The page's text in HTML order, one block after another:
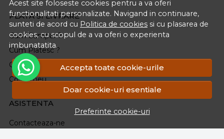
Acest site foloseste cookies pentru a va oferi
functionalitati personalizate. Navigand in continuare,
sunteti de acord cu Politica de cookies si cu plasarea de
cookies, cu scopul de a va oferi o experienta
imbunatatita.
Accepta toate cookie-urile
Doar cookie-uri esentiale
Preferinte cookie-uri
PLATA SI LIVRARE
Cum Cumpar ?
Cum Platesc ?
Cum Se Livreaza ?
Cosul meu
ASISTENTA
Contacteaza-ne